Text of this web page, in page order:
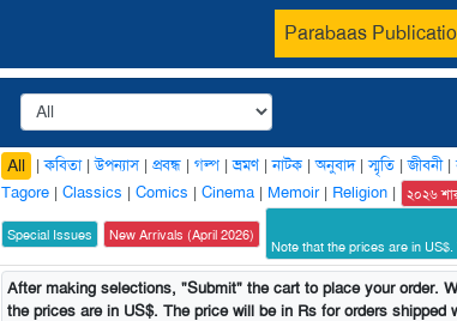
Parabaas
All |কবিতা|উপন্যাস| প্রবন্ধ | গল্প |ভ্রমণ|নাটক |অনুবাদ|স্মৃতি |জীবনী|
Tagore | Classics | Comics | Cinema | Memoir| Religion | ২০২৬
Special Issues New Arrivals (April 2026)
Note that the prices are in
After making selections, "Submit" the cart to place your order.
the prices are in US$. The price will be in Rs for orders shipped